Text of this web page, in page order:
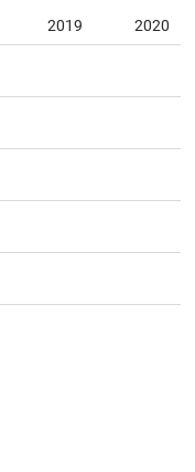
2019
2020